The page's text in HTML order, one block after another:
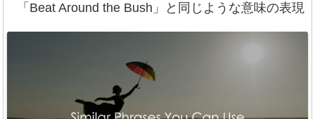
「Beat Around the Bush」と同じような意味の表現